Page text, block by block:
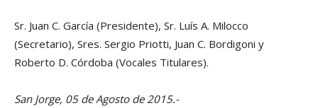
Sr. Juan C. García (Presidente), Sr. Luís A. Milocco
(Secretario), Sres. Sergio Priotti, Juan C. Bordigoni y
Roberto D. Córdoba (Vocales Titulares).
San Jorge, 05 de Agosto de 2015.-